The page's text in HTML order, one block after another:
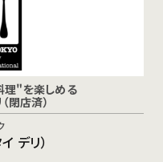
理"を楽しめる
閉店済）
デリ）